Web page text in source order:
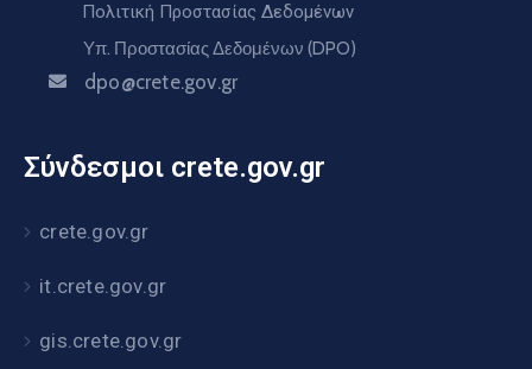
Πολιτική Προστασίας Δεδομένων
Υπ. Προστασίας Δεδομένων (DPO)
dpo@crete.gov.gr
Σύνδεσμοι crete.gov.gr
crete.gov.gr
it.crete.gov.gr
gis.crete.gov.gr